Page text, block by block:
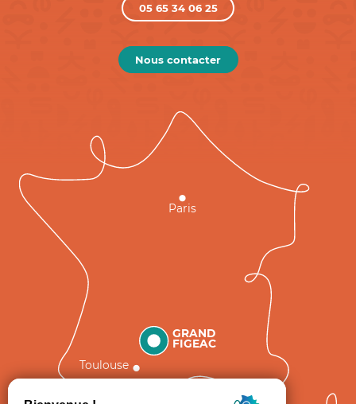
05 65 34 06 25
Nous contacter
GRAND
FIGEAC
Toulouse
Paris